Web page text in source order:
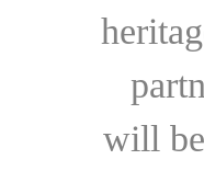
will